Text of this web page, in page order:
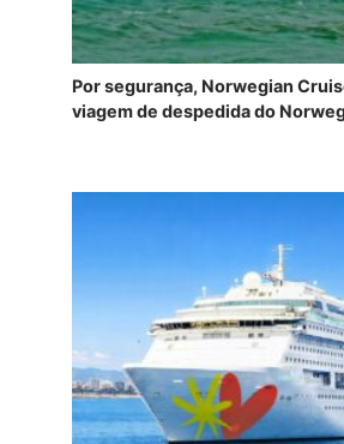
Por segurança, Norwegian
viagem de despedida do